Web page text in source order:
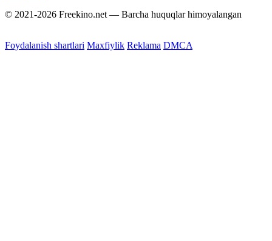
© 2021-2026 Freekino.net — Barcha huquqlar himoyalangan
Foydalanish shartlari Maxfiylik Reklama DMCA